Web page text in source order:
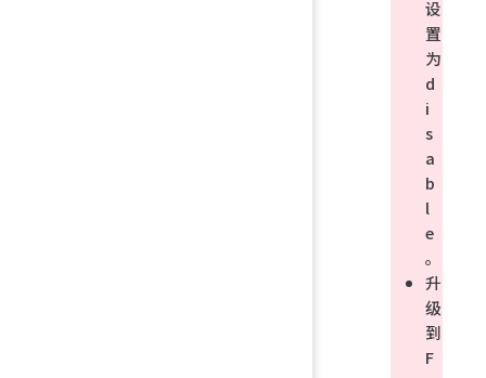
设
置
为
d
i
s
a
b
l
e
。
升
级
到
F